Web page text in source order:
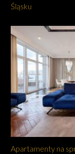
Śląsku
Apartamenty na